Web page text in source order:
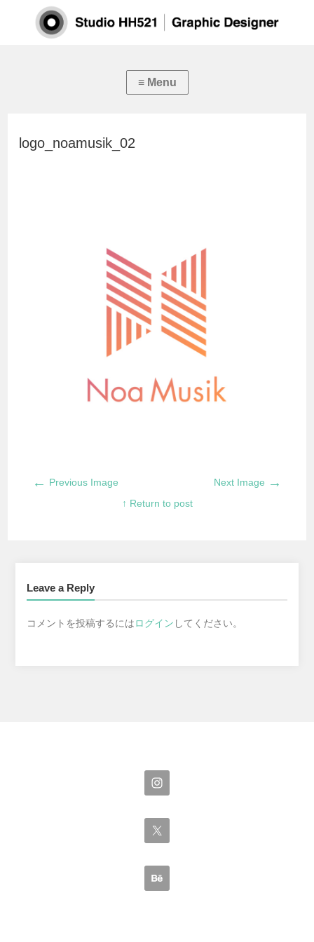
logo_noamusik_02
← Previous Image Next Image →
↑ Return to post
Leave a Reply
コメントを投稿するにはログイン してください。